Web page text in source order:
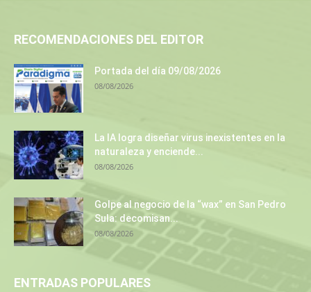
RECOMENDACIONES DEL EDITOR
Portada del día 09/08/2026
08/08/2026
La IA logra diseñar virus inexistentes en la
naturaleza y enciende...
08/08/2026
Golpe al negocio de la “wax” en San Pedro
Sula: decomisan...
08/08/2026
ENTRADAS POPULARES